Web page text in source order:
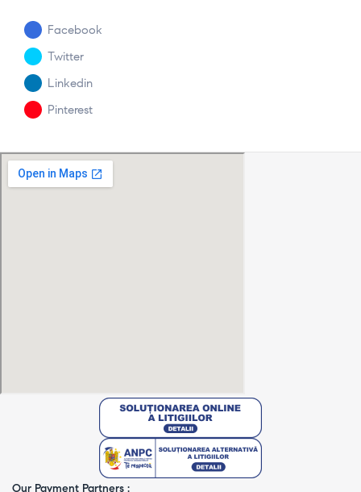
Facebook
Twitter
Linkedin
Pinterest
Our Payment Partners :